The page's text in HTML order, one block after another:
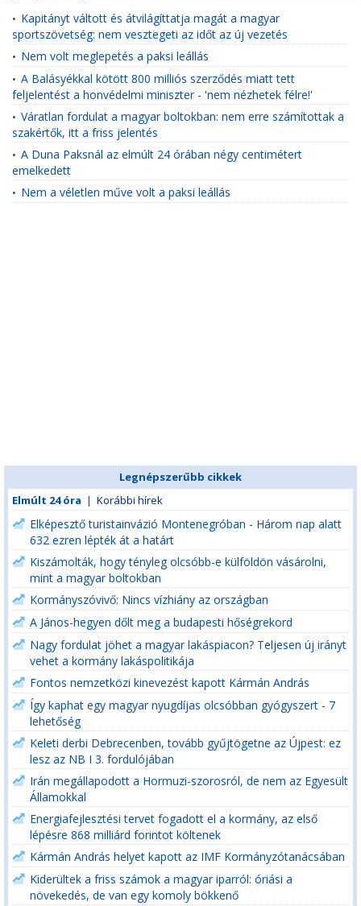
• Kapitányt váltott és átvilágíttatja magát a magyar
sportszövetség: nem vesztegeti az időt az új vezetés
• Nem volt meglepetés a paksi leállás
• A Balásyékkal kötött 800 milliós szerződés miatt tett
feljelentést a honvédelmi miniszter - 'nem nézhetek félre!'
• Váratlan fordulat a magyar boltokban: nem erre számítottak a
szakértők, itt a friss jelentés
• A Duna Paksnál az elmúlt 24 órában négy centimétert
emelkedett
• Nem a véletlen műve volt a paksi leállás
Legnépszerűbb cikkek
Elmúlt 24 óra | Korábbi hírek
Elképesztő turistainvázió Montenegróban - Három nap alatt
632 ezren lépték át a határt
Kiszámolták, hogy tényleg olcsóbb-e külföldön vásárolni,
mint a magyar boltokban
Kormányszóvivő: Nincs vízhiány az országban
A János-hegyen dőlt meg a budapesti hőségrekord
Nagy fordulat jöhet a magyar lakáspiacon? Teljesen új irányt
vehet a kormány lakáspolitikája
Fontos nemzetközi kinevezést kapott Kármán András
Így kaphat egy magyar nyugdíjas olcsóbban gyógyszert - 7
lehetőség
Keleti derbi Debrecenben, tovább gyűjtögetne az Újpest: ez
lesz az NB I 3. fordulójában
Irán megállapodott a Hormuzi-szorosról, de nem az Egyesült
Államokkal
Energiafejlesztési tervet fogadott el a kormány, az első
lépésre 868 milliárd forintot költenek
Kármán András helyet kapott az IMF Kormányzótanácsában
Kiderültek a friss számok a magyar iparról: óriási a
növekedés, de van egy komoly bökkenő